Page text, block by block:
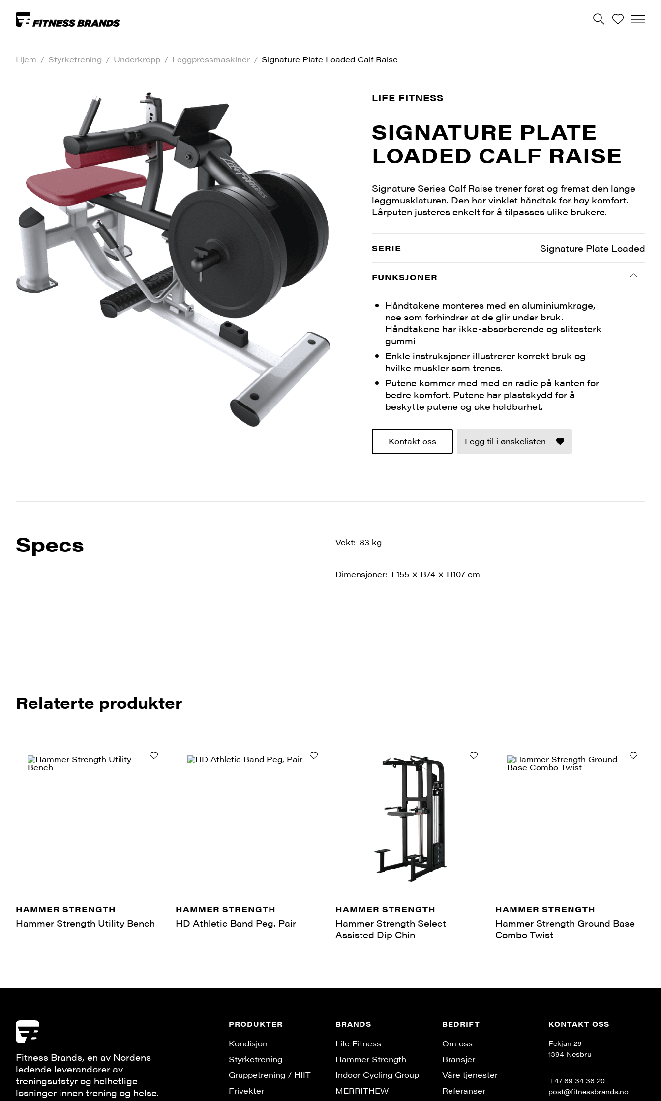
Hjem / Styrketrening / Underkropp / Leggpressmaskiner / Signature Plate Loaded Calf Raise
LIFE FITNESS
SIGNATURE PLATE
LOADED CALF RAISE
Signature Series Calf Raise trener først og fremst den lange
leggmusklaturen. Den har vinklet håndtak for høy komfort.
Lårputen justeres enkelt for å tilpasses ulike brukere.
SERIE Signature Plate Loaded
FUNKSJONER
Håndtakene monteres med en aluminiumkrage,
noe som forhindrer at de glir under bruk.
Håndtakene har ikke-absorberende og slitesterk
gummi
Enkle instruksjoner illustrerer korrekt bruk og
hvilke muskler som trenes.
Putene kommer med med en radie på kanten for
bedre komfort. Putene har plastskydd for å
beskytte putene og øke holdbarhet.
Kontakt oss Legg til i ønskelisten
Specs Vekt 83 kg
Dimensjoner L155 × B74 × H107 cm
Relaterte produkter
HAMMER STRENGTH
Hammer Strength Utility Bench
HAMMER STRENGTH
HD Athletic Band Peg, Pair
HAMMER STRENGTH
Hammer Strength Select
Assisted Dip Chin
HAMMER STRENGTH
Hammer Strength Ground Base
Combo Twist
Fitness Brands, en av Nordens
ledende leverandører av
treningsutstyr og helhetlige
løsninger innen trening og helse.
PRODUKTER
Kondisjon
Styrketrening
Gruppe­trening / HIIT
Frivekter
BRANDS
Life Fitness
Hammer Strength
Indoor Cycling Group
MERRITHEW
BEDRIFT
Om oss
Bransjer
Våre tjenester
Referanser
KONTAKT OSS
Fekjan 29
1394 Nesbru
+47 69 34 36 20
post@fitnessbrands.no